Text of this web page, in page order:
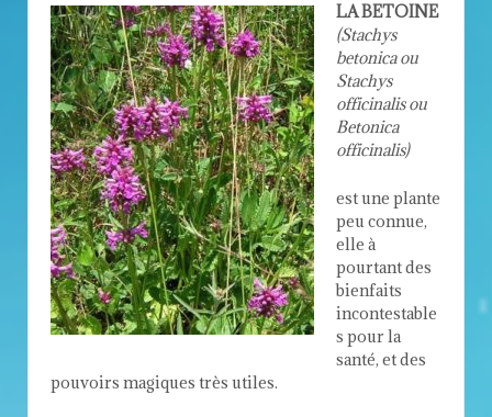
LA BETOINE
(Stachys
betonica ou
Stachys
officinalis ou
Betonica
officinalis)
est une plante
peu connue,
elle à
pourtant des
bienfaits
incontestable
s pour la
santé, et des
pouvoirs magiques très utiles.